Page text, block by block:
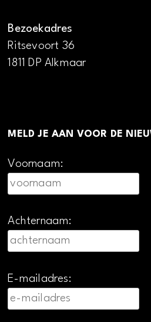
Bezoekadres
Ritsevoort 36
1811 DP Alkmaar
MELD JE AAN VOOR DE
Voornaam:
Achternaam:
E-mailadres: